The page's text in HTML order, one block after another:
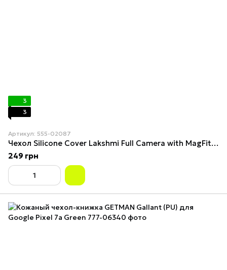
3
3
Артикул: 555-02087
Чехол Silicone Cover Lakshmi Full Camera with MagFit для Google Pixel 7a Розовый
249 грн